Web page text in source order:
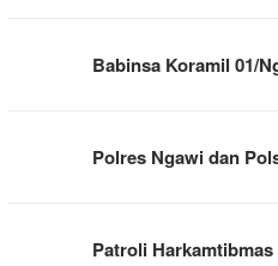
Babinsa Koramil 01/
Polres Ngawi dan
Patroli